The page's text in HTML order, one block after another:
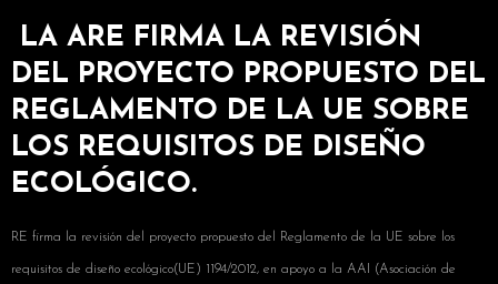
LA ARE FIRMA LA REVISIÓN
DEL PROYECTO PROPUESTO DEL
REGLAMENTO DE LA UE SOBRE
LOS REQUISITOS DE DISEÑO
ECOLÓGICO.
RE firma la revisión del proyecto propuesto del Reglamento de la UE sobre los
requisitos de diseño ecológico(UE) 1194/2012, en apoyo a la AAI (Asociación de